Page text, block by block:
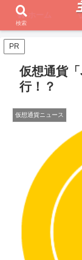
ホーム
PR
仮想通貨
行！？
仮想通貨ニュース
検索